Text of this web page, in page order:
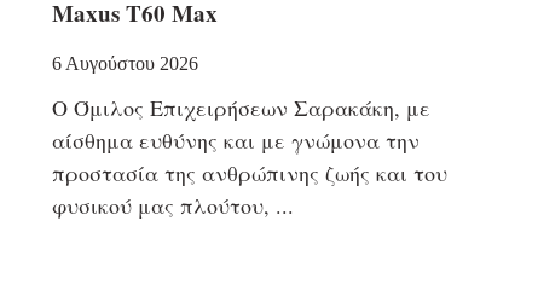
Maxus T60 Max
6 Αυγούστου 2026
Ο Όμιλος Επιχειρήσεων Σαρακάκη, με
αίσθημα ευθύνης και με γνώμονα την
προστασία της ανθρώπινης ζωής και του
φυσικού μας πλούτου,